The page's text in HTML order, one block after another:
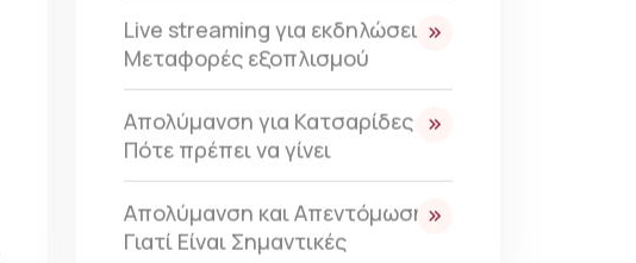
Live streaming για εκδηλώσεις –
Μεταφορές εξοπλισμού
Απολύμανση για Κατσαρίδες –
Πότε πρέπει να γίνει
Απολύμανση και Απεντόμωση:
Γιατί Είναι Σημαντικές